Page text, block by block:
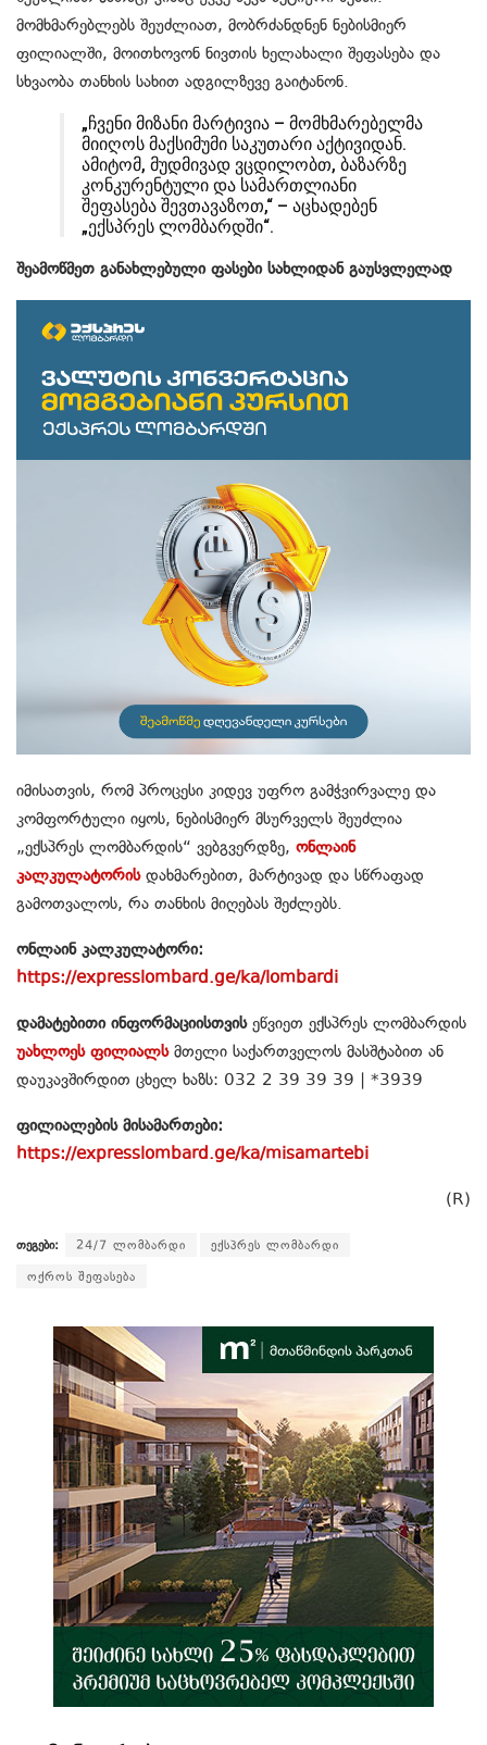
მომხმარებლებს შეუძლიათ, მობრძანდნენ ნებისმიერ
ფილიალში, მოითხოვონ ნივთის ხელახალი შეფასება და
სხვაობა თანხის სახით ადგილზევე გაიტანონ.
„ჩვენი მიზანი მარტივია – მომხმარებელმა
მიიღოს მაქსიმუმი საკუთარი აქტივიდან.
ამიტომ, მუდმივად ვცდილობთ, ბაზარზე
კონკურენტული და სამართლიანი
შეფასება შევთავაზოთ,“ – აცხადებენ
„ექსპრეს ლომბარდში“.
შეამოწმეთ განახლებული ფასები სახლიდან გაუსვლელად
იმისათვის, რომ პროცესი კიდევ უფრო გამჭვირვალე და
კომფორტული იყოს, ნებისმიერ მსურველს შეუძლია
„ექსპრეს ლომბარდის“ ვებგვერდზე, ონლაინ
კალკულატორისდახმარებით, მარტივად და სწრაფად
გამოთვალოს, რა თანხის მიღებას შეძლებს.
ონლაინ კალკულატორი:
https://expresslombard.ge/ka/lombardi
დამატებითი ინფორმაციისთვისეწვიეთ ექსპრეს ლომბარდის
უახლოეს ფილიალსმთელი საქართველოს მასშტაბით ან
დაუკავშირდით ცხელ ხაზს: 032 2 39 39 39 | *3939
ფილიალების მისამართები:
https://expresslombard.ge/ka/misamartebi
(R)
თეგები: 24/7 ლომბარდი ექსპრეს ლომბარდი
ოქროს შეფასება